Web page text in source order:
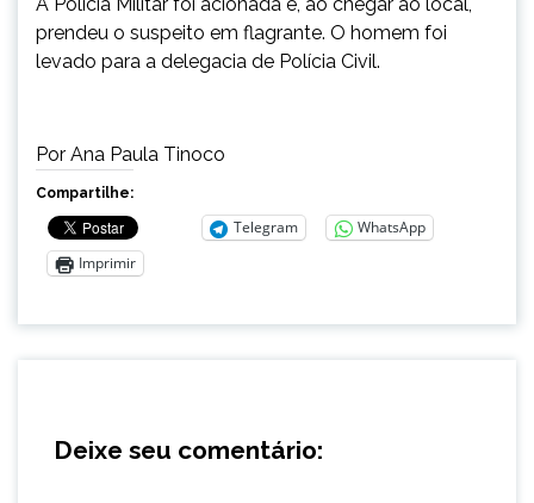
prendeu o suspeito em flagrante. O homem foi
levado para a delegacia de Polícia Civil.
Por Ana Paula Tinoco
Compartilhe:
Telegram
WhatsApp
Imprimir
Deixe seu comentário: